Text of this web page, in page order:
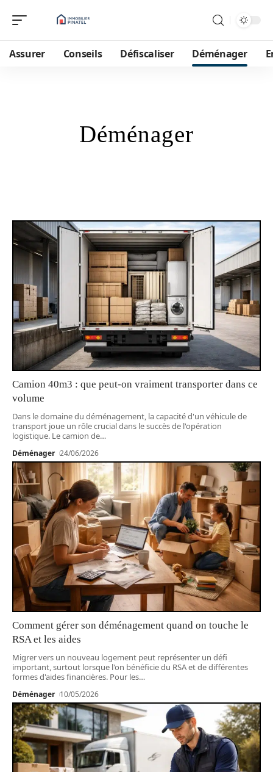
Assurer Conseils Défiscaliser Déménager
Déménager
Camion 40m3 : que peut-on vraiment transporter dans ce
volume
Dans le domaine du déménagement, la capacité d'un véhicule de
transport joue un rôle crucial dans le succès de l'opération
logistique. Le camion de…
Déménager 24/06/2026
Comment gérer son déménagement quand on touche le
RSA et les aides
Migrer vers un nouveau logement peut représenter un défi
important, surtout lorsque l'on bénéficie du RSA et de différentes
formes d'aides financières. Pour les…
Déménager 10/05/2026